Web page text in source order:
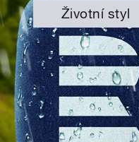
Životní styl